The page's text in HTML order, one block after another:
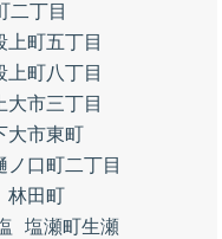
二丁目
上町五丁目
上町八丁目
上大市三丁目
大市東町
ノ口町二丁目
林田町
塩瀬町生瀬